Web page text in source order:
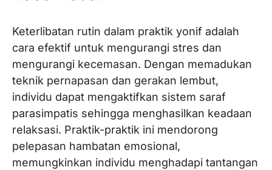
Keterlibatan rutin dalam praktik yonif adalah
cara efektif untuk mengurangi stres dan
mengurangi kecemasan. Dengan memadukan
teknik pernapasan dan gerakan lembut,
individu dapat mengaktifkan sistem saraf
parasimpatis sehingga menghasilkan keadaan
relaksasi. Praktik-praktik ini mendorong
pelepasan hambatan emosional,
memungkinkan individu menghadapi tantangan